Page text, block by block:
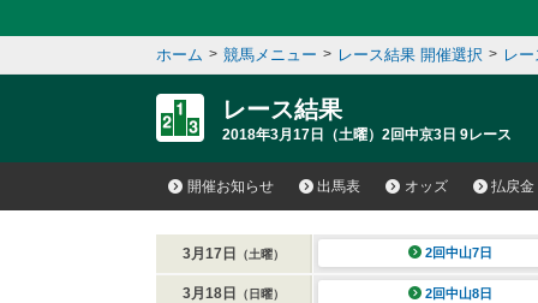
ホーム > 競馬メニュー > レース結果 開催選択 > レ
レース結果
2018年3月17日（土曜）2回中京3日 9レース
開催お知らせ 出馬表 オッズ 払戻金
3月17日 （土曜） 2回中山7日
3月18日 （日曜） 2回中山8日